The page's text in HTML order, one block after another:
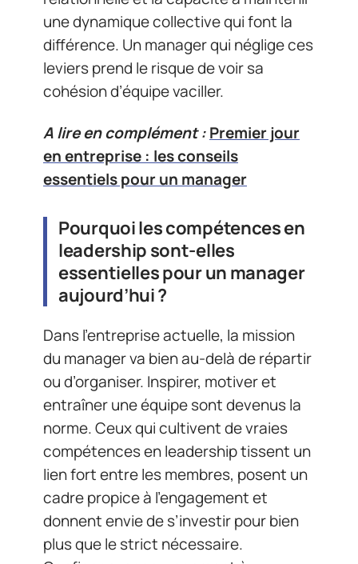
une dynamique collective qui font la
différence. Un manager qui néglige ces
leviers prend le risque de voir sa
cohésion d’équipe vaciller.
A lire en complément :Premier jour
en entreprise : les conseils
essentiels pour un manager
Pourquoi les compétences en
leadership sont-elles
essentielles pour un manager
aujourd’hui ?
Dans l’entreprise actuelle, la mission
du manager va bien au-delà de répartir
ou d’organiser. Inspirer, motiver et
entraîner une équipe sont devenus la
norme. Ceux qui cultivent de vraies
compétences en leadership tissent un
lien fort entre les membres, posent un
cadre propice à l’engagement et
donnent envie de s’investir pour bien
plus que le strict nécessaire.